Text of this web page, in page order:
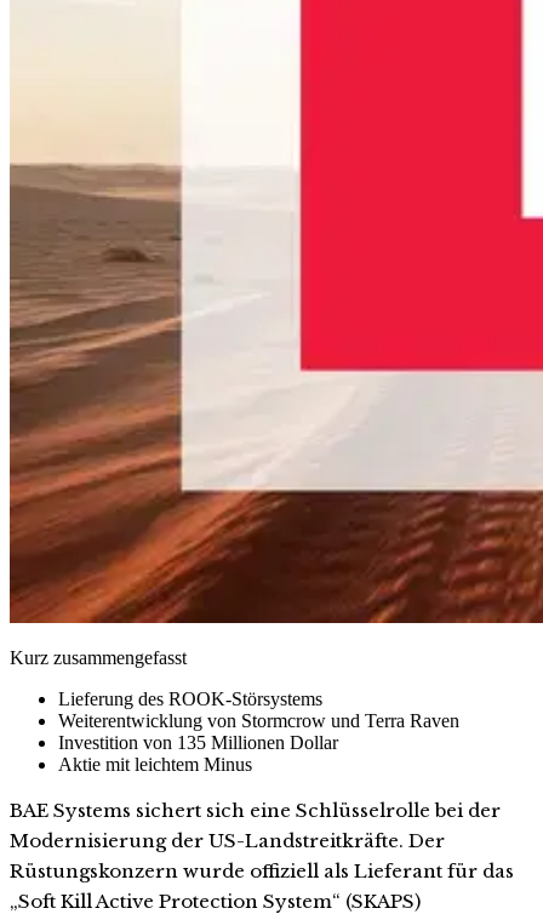
Kurz zusammengefasst
Lieferung des ROOK-Störsystems
Weiterentwicklung von Stormcrow und Terra Raven
Investition von 135 Millionen Dollar
Aktie mit leichtem Minus
BAE Systems sichert sich eine Schlüsselrolle bei der
Modernisierung der US-Landstreitkräfte. Der
Rüstungskonzern wurde offiziell als Lieferant für das
„Soft Kill Active Protection System“ (SKAPS)